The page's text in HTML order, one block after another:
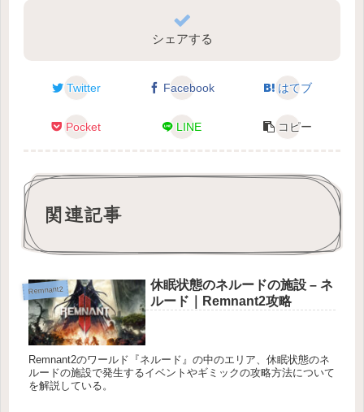
シェアする
Twitter Facebook はてブ
Pocket LINE コピー
関連記事
Remnant2
休眠状態のネルードの施設 – ネ
ルード｜Remnant2攻略
Remnant2のワールド『ネルード』の中のエリア、休眠状態のネ
ルードの施設で発生するイベントやギミックの攻略方法について
を解説している。